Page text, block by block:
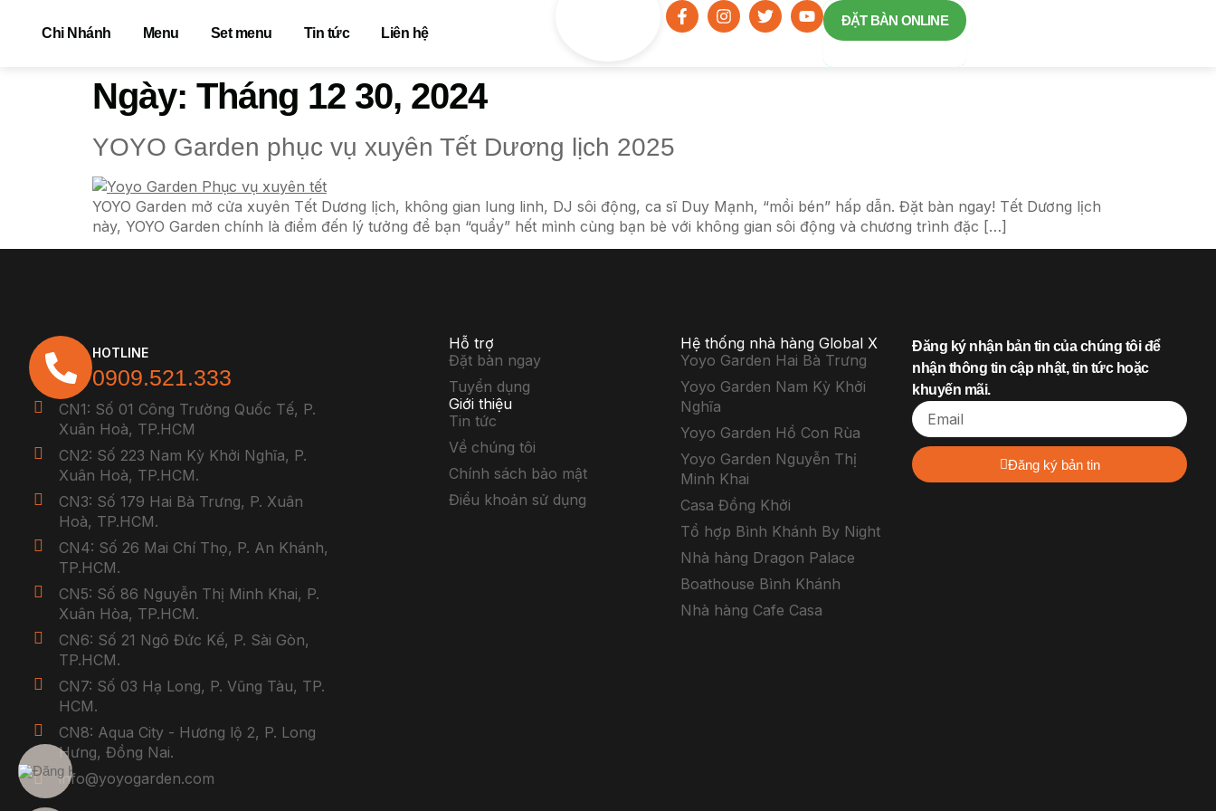
Chi Nhánh Menu Set menu Tin tức Liên hệ
ĐẶT BÀN ONLINE
Ngày: Tháng 12 30, 2024
YOYO Garden phục vụ xuyên Tết Dương lịch 2025
YOYO Garden mở cửa xuyên Tết Dương lịch, không gian lung linh, DJ sôi động, ca sĩ Duy Mạnh, “mồi bén” hấp dẫn. Đặt bàn ngay! Tết Dương lịch
này, YOYO Garden chính là điểm đến lý tưởng để bạn “quẩy” hết mình cùng bạn bè với không gian sôi động và chương trình đặc […]
HOTLINE
0909.521.333
CN1: Số 01 Công Trường Quốc Tế, P.
Xuân Hoà, TP.HCM
CN2: Số 223 Nam Kỳ Khởi Nghĩa, P.
Xuân Hoà, TP.HCM.
CN3: Số 179 Hai Bà Trưng, P. Xuân
Hoà, TP.HCM.
CN4: Số 26 Mai Chí Thọ, P. An Khánh,
TP.HCM.
CN5: Số 86 Nguyễn Thị Minh Khai, P.
Xuân Hòa, TP.HCM.
CN6: Số 21 Ngô Đức Kế, P. Sài Gòn,
TP.HCM.
CN7: Số 03 Hạ Long, P. Vũng Tàu, TP.
HCM.
CN8: Aqua City - Hương lộ 2, P. Long
Hưng, Đồng Nai.
info@yoyogarden.com
Hỗ trợ
Đặt bàn ngay
Tuyển dụng
Giới thiệu
Tin tức
Về chúng tôi
Chính sách bảo mật
Điểu khoản sử dụng
Hệ thống nhà hàng Global X
Yoyo Garden Hai Bà Trưng
Yoyo Garden Nam Kỳ Khởi
Nghĩa
Yoyo Garden Hồ Con Rùa
Yoyo Garden Nguyễn Thị
Minh Khai
Casa Đồng Khởi
Tổ hợp Bình Khánh By Night
Nhà hàng Dragon Palace
Boathouse Bình Khánh
Nhà hàng Cafe Casa
Đăng ký nhận bản tin của chúng tôi để
nhận thông tin cập nhật, tin tức hoặc
khuyến mãi.
Đăng ký bản tin